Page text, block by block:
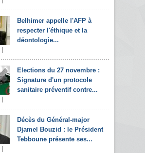
Belhimer appelle l'AFP à
respecter l'éthique et la
déontologie...
Elections du 27 novembre :
Signature d'un protocole
sanitaire préventif contre...
Décès du Général-major
Djamel Bouzid : le Président
Tebboune présente ses...